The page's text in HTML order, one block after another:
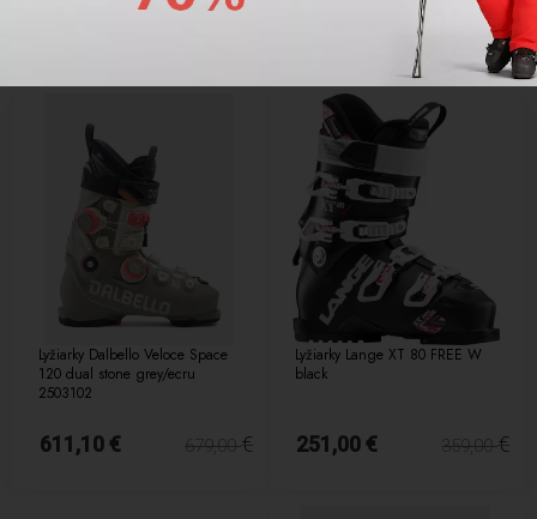
449,00€
Lyžiarky Dalbello Veloce Space
120 dual stone grey/ecru
2503102
611,10 € 679,00€
Lyžiarky Lange XT 80 FREE W
black
251,00 € 359,00€